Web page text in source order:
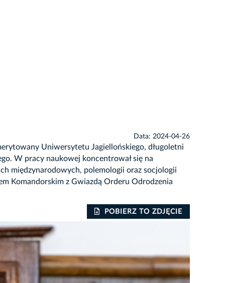
Data: 2024-04-26
Uniwersytetu Jagiellońskiego, długoletni
W pracy naukowej koncentrował się na
międzynarodowych, polemologii oraz socjologii
Komandorskim z Gwiazdą Orderu Odrodzenia
POBIERZ TO ZDJĘCIE